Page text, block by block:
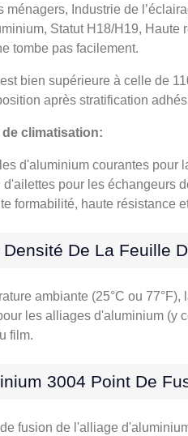
ménagers, Industrie de
Statut H18/H19, Haute
tombe pas facilement.
bien supérieure à celle de
après stratification
de climatisation:
d'aluminium courantes pour
d'ailettes pour les échangeurs
formabilité, haute résistance
De La Feuille
ambiante (25°C ou
les alliages d'aluminium (y
film.
3004 Point De
fusion de l'alliage